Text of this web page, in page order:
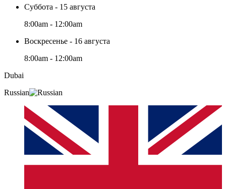
Суббота - 15 августа
8:00am - 12:00am
Воскресенье - 16 августа
8:00am - 12:00am
Dubai
Russian